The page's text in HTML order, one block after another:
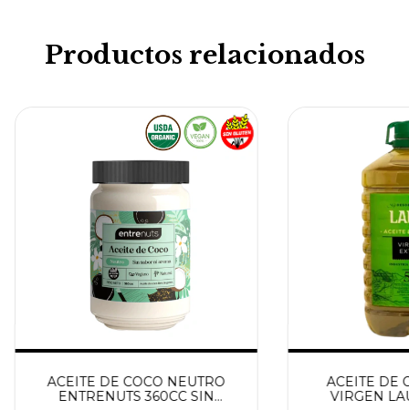
Productos relacionados
ACEITE DE COCO NEUTRO
ENTRENUTS 360CC SIN
ACEITE DE
VIRGEN